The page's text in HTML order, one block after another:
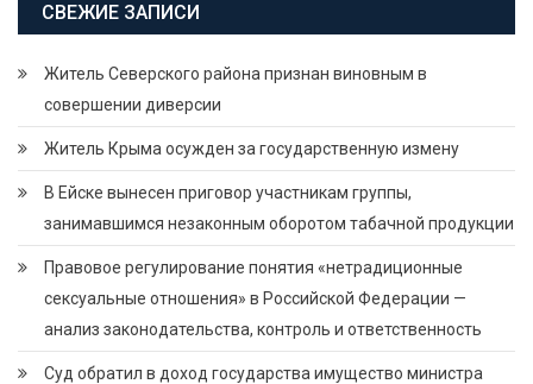
СВЕЖИЕ ЗАПИСИ
Житель Северского района признан виновным в
совершении диверсии
Житель Крыма осужден за государственную измену
В Ейске вынесен приговор участникам группы,
занимавшимся незаконным оборотом табачной продукции
Правовое регулирование понятия «нетрадиционные
сексуальные отношения» в Российской Федерации —
анализ законодательства, контроль и ответственность
Суд обратил в доход государства имущество министра